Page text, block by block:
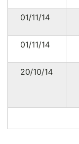
01/11/14
01/11/14
20/10/14